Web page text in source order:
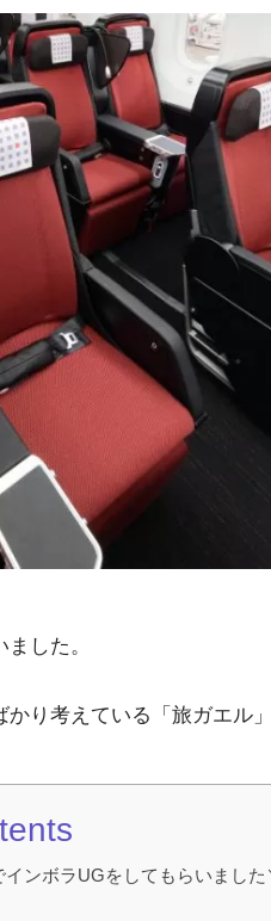
した。
り考えている「旅ガエル
ンボラUGをしてもらいました